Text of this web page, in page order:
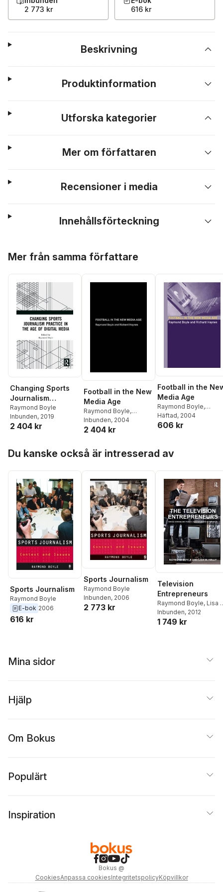
2 773 kr
616 kr
Beskrivning
Produktinformation
Utforska kategorier
Mer om författaren
Recensioner i media
Innehållsförteckning
Mer från samma författare
Changing Sports
Journalism
Practice in the Age
of Digital Media
Raymond Boyle
Inbunden, 2019
2 404 kr
Football in the New
Media Age
Raymond Boyle,
Richard Haynes
Inbunden, 2004
2 404 kr
Football in the
Media Age
Raymond Boyle,
Richard Haynes
Häftad, 2004
606 kr
Du kanske också är intresserad av
Sports Journalism
Raymond Boyle
E-bok 2006
616 kr
Sports Journalism
Raymond Boyle
Inbunden, 2006
2 773 kr
Television
Entrepreneurs
Raymond Boyle, Lisa
Kelly
Inbunden, 2012
1 749 kr
Mina sidor
Hjälp
Om Bokus
Populärt
Inspiration
Bokus @
CookiesAnpassa cookiesIntegritetspolicyKöpvillkor